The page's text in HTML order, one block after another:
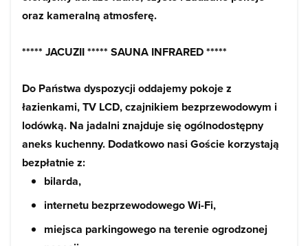
oraz kameralną atmosferę.
***** JACUZII ***** SAUNA INFRARED *****
Do Państwa dyspozycji oddajemy pokoje z
łazienkami, TV LCD, czajnikiem bezprzewodowym i
lodówką. Na jadalni znajduje się ogólnodostępny
aneks kuchenny. Dodatkowo nasi Goście korzystają
bezpłatnie z:
bilarda,
internetu bezprzewodowego Wi-Fi,
miejsca parkingowego na terenie ogrodzonej